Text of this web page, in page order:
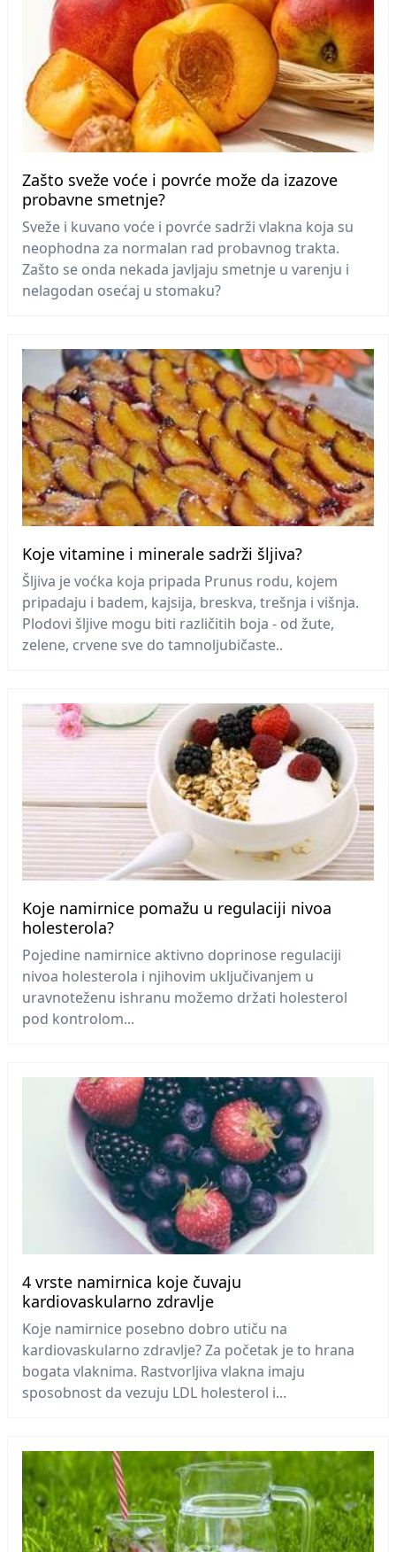
Zašto sveže voće i povrće može da izazove
probavne smetnje?
Sveže i kuvano voće i povrće sadrži vlakna koja su
neophodna za normalan rad probavnog trakta.
Zašto se onda nekada javljaju smetnje u varenju i
nelagodan osećaj u stomaku?
Koje vitamine i minerale sadrži šljiva?
Šljiva je voćka koja pripada Prunus rodu, kojem
pripadaju i badem, kajsija, breskva, trešnja i višnja.
Plodovi šljive mogu biti različitih boja - od žute,
zelene, crvene sve do tamnoljubičaste..
Koje namirnice pomažu u regulaciji nivoa
holesterola?
Pojedine namirnice aktivno doprinose regulaciji
nivoa holesterola i njihovim uključivanjem u
uravnoteženu ishranu možemo držati holesterol
pod kontrolom...
4 vrste namirnica koje čuvaju
kardiovaskularno zdravlje
Koje namirnice posebno dobro utiču na
kardiovaskularno zdravlje? Za početak je to hrana
bogata vlaknima. Rastvorljiva vlakna imaju
sposobnost da vezuju LDL holesterol i...